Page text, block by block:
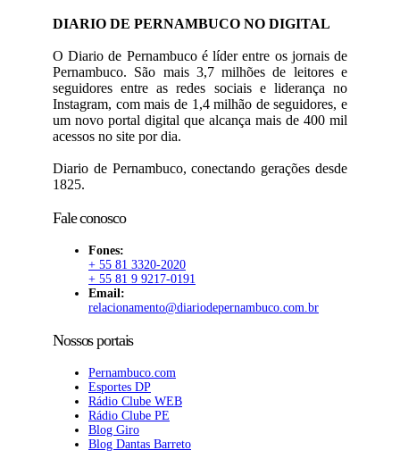
DIARIO DE PERNAMBUCO NO DIGITAL
O Diario de Pernambuco é líder entre os jornais de
Pernambuco. São mais 3,7 milhões de leitores e
seguidores entre as redes sociais e liderança no
Instagram, com mais de 1,4 milhão de seguidores, e
um novo portal digital que alcança mais de 400 mil
acessos no site por dia.
Diario de Pernambuco, conectando gerações desde
1825.
Fale conosco
Fones:
+ 55 81 3320-2020
+ 55 81 9 9217-0191
Email:
relacionamento@diariodepernambuco.com.br
Nossos portais
Pernambuco.com
Esportes DP
Rádio Clube WEB
Rádio Clube PE
Blog Giro
Blog Dantas Barreto